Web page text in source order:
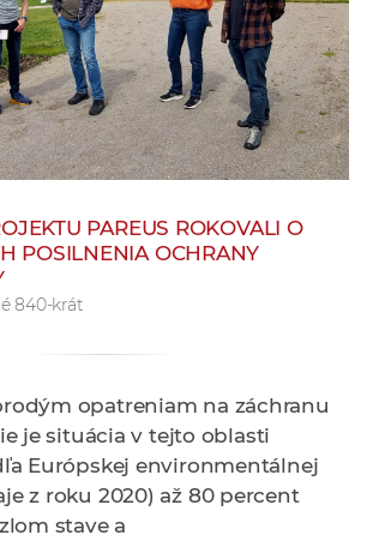
e
v
p
r
a
c
v
c
a
p
PAREUS ROKOVALI O
POSILNENIA OCHRANY
840-krát
opatreniam na záchranu
je situácia v tejto oblasti
Európskej environmentálnej
z roku 2020) až 80 percent
stave a